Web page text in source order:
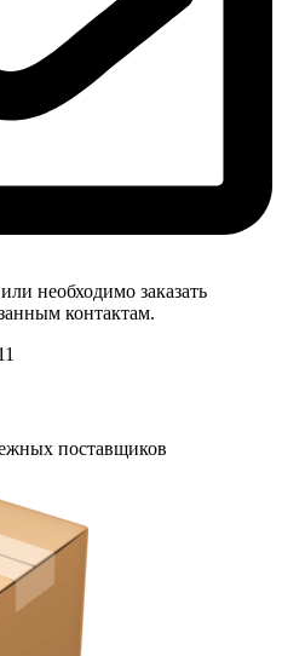
необходимо заказать
контактам.
поставщиков